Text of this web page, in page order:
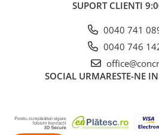
SUPORT CLIENTI
0040 741
0040 746
SOCIAL URMARESTE-NE